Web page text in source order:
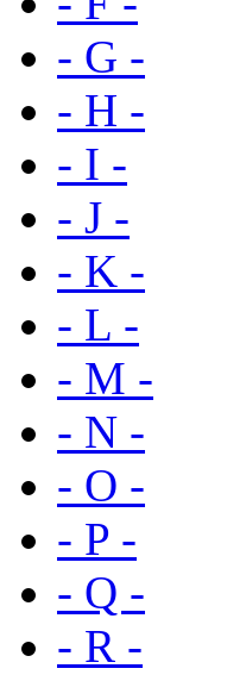
- G -
- H -
- I -
- J -
- K -
- L -
- M -
- N -
- O -
- P -
- Q -
- R -